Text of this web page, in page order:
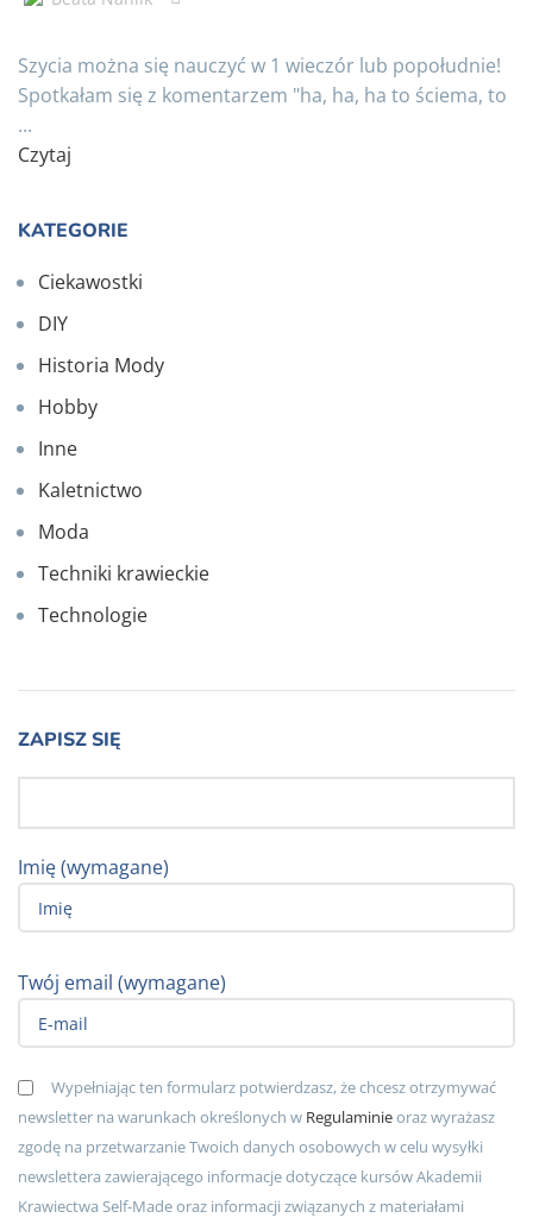
Szycia można się nauczyć w 1 wieczór lub popołudnie!
Spotkałam się z komentarzem "ha, ha, ha to ściema, to
...
Czytaj
KATEGORIE
Ciekawostki
DIY
Historia Mody
Hobby
Inne
Kaletnictwo
Moda
Techniki krawieckie
Technologie
ZAPISZ SIĘ
Imię (wymagane)
Twój email (wymagane)
Wypełniając ten formularz potwierdzasz, że chcesz otrzymywać
newsletter na warunkach określonych w Regulaminieoraz wyrażasz
zgodę na przetwarzanie Twoich danych osobowych w celu wysyłki
newslettera zawierającego informacje dotyczące kursów Akademii
Krawiectwa Self-Made oraz informacji związanych z materiałami